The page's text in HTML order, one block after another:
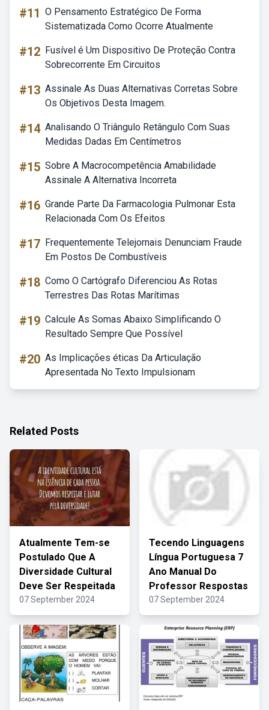
#11 O Pensamento Estratégico De Forma
Sistematizada Como Ocorre Atualmente
#12 Fusível é Um Dispositivo De Proteção Contra
Sobrecorrente Em Circuitos
#13 Assinale As Duas Alternativas Corretas Sobre
Os Objetivos Desta Imagem.
#14 Analisando O Triângulo Retângulo Com Suas
Medidas Dadas Em Centímetros
#15 Sobre A Macrocompetência Amabilidade
Assinale A Alternativa Incorreta
#16 Grande Parte Da Farmacologia Pulmonar Esta
Relacionada Com Os Efeitos
#17 Frequentemente Telejornais Denunciam Fraude
Em Postos De Combustíveis
#18 Como O Cartógrafo Diferenciou As Rotas
Terrestres Das Rotas Marítimas
#19 Calcule As Somas Abaixo Simplificando O
Resultado Sempre Que Possível
#20 As Implicações éticas Da Articulação
Apresentada No Texto Impulsionam
Related Posts
Atualmente Tem-se
Postulado Que A
Diversidade Cultural
Deve Ser Respeitada
07 September 2024
Tecendo Linguagens
Língua Portuguesa 7
Ano Manual Do
Professor Respostas
07 September 2024